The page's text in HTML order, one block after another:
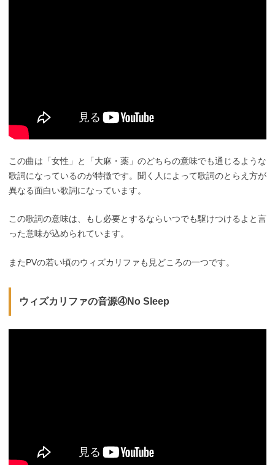
この曲は「女性」と「大麻・薬」のどちらの意味でも通じるような
歌詞になっているのが特徴です。聞く人によって歌詞のとらえ方が
異なる面白い歌詞になっています。
この歌詞の意味は、もし必要とするならいつでも駆けつけるよと言
った意味が込められています。
またPVの若い頃のウィズカリファも見どころの一つです。
ウィズカリファの音源④No Sleep